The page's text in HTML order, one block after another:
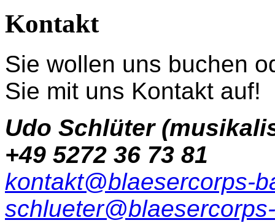
Kontakt
Sie wollen uns buchen
Sie mit uns Kontakt auf!
Udo Schlüter
+49 5272 36 73 81
kontakt@blaesercorps-